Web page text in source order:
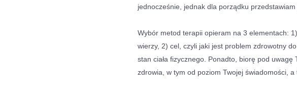
jednocześnie, jednak dla porządku
Wybór metod terapii opieram na 3 elementach:
wierzy, 2) cel, czyli jaki jest problem zdrowotny
stan ciała fizycznego. Ponadto, biorę pod
zdrowia, w tym od poziom Twojej świadomości,